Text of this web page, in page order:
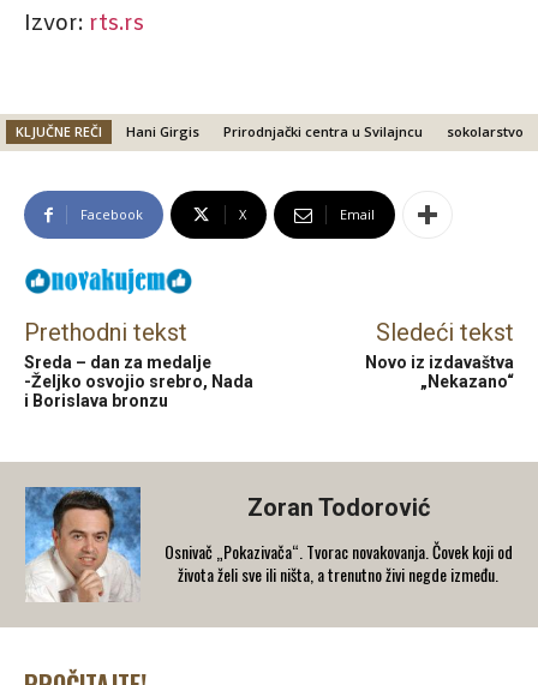
Izvor: rts.rs
KLJUČNE REČI Hani Girgis Prirodnjački centra u Svilajncu sokolarstvo
Facebook X Email
Prethodni tekst
Sreda – dan za medalje
-Željko osvojio srebro, Nada
i Borislava bronzu
Sledeći tekst
Novo iz izdavaštva
„Nekazano“
Zoran Todorović
Osnivač „Pokazivača“. Tvorac novakovanja. Čovek koji od
života želi sve ili ništa, a trenutno živi negde između.